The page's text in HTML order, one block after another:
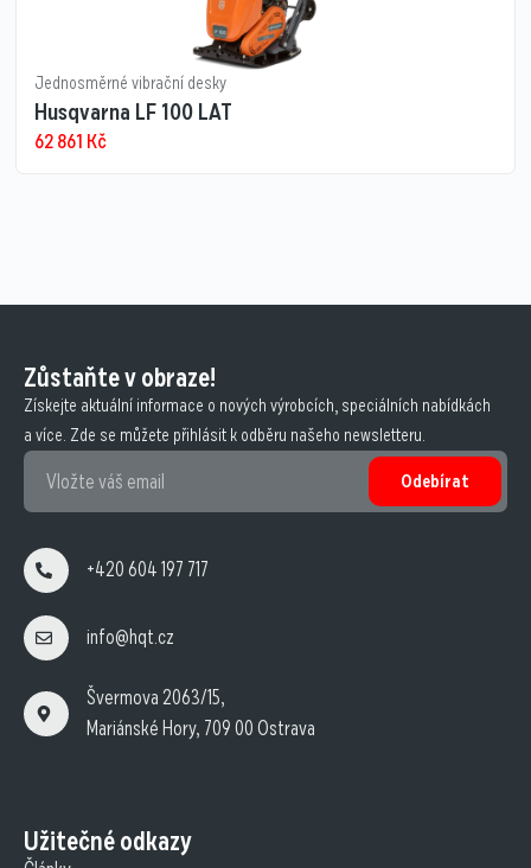
Jednosměrné vibrační desky
Husqvarna LF 100 LAT
62 861 Kč
Zůstaňte v obraze!
Získejte aktuální informace o nových výrobcích, speciálních nabídkách
a více. Zde se můžete přihlásit k odběru našeho newsletteru.
Odebírat
+420 604 197 717
info@hqt.cz
Švermova 2063/15,
Mariánské Hory, 709 00 Ostrava
Užitečné odkazy